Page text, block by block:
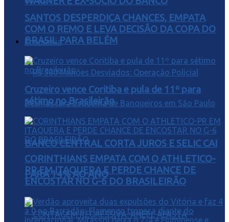
Economia
BANCO CENTRAL CORTA JUROS E SELIC CAI
PARA 14% AO ANO
SANTOS DESPERDIÇA CHANCES, EMPATA
COM O REMO E LEVA DECISÃO DA COPA DO
BRASIL PARA BELÉM
Cruzeiro vence Coritiba e pula de 11º para
sétimo no Brasileirão
CORINTHIANS EMPATA COM O ATHLETICO-
PR EM ITAQUERA E PERDE CHANCE DE
ENCOSTAR NO G-6 DO BRASILEIRÃO